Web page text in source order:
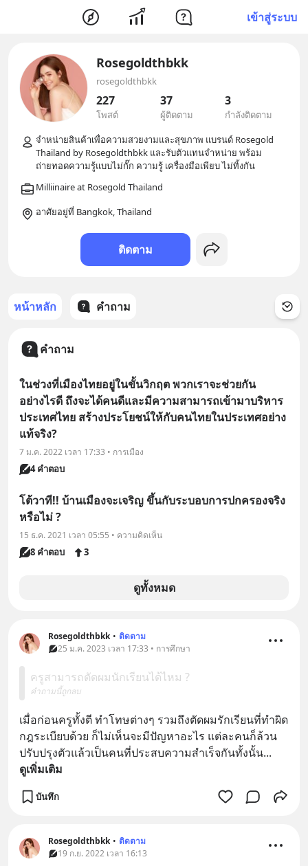
เข้าสู่ระบบ
Rosegoldthbkk
rosegoldthbkk
227
โพสต์
37
ผู้ติดตาม
3
กำลังติดตาม
จำหน่ายสินค้าเพื่อความสวยงามและสุขภาพ แบรนด์ Rosegold
Thailand by Rosegoldthbkk และรับตัวแทนจำหน่าย พร้อม
อาศัยอยู่ที่ Bangkok, Thailand
ติดตาม
หน้าหลัก คำถาม
คำถาม
ในช่วงที่เมืองไทยอยู่ในขั้นวิกฤต พวกเราจะช่วยกัน
อย่างไรดี ถึงจะได้คนดีและมีความสามารถเข้ามาบริหาร
ประเทศไทย สร้างประโยชน์ให้กับคนไทยในประเทศอย่าง
แท้จริง?
7 ม.ค. 2022 เวลา 17:33 • การเมือง
4 คำตอบ
โต้วาที!! บ้านเมืองจะเจริญ ขึ้นกับระบอบการปกครองจริง
หรือไม่ ?
15 ธ.ค. 2021 เวลา 05:55 • ความคิดเห็น
8 คำตอบ 3
ดูทั้งหมด
Rosegoldthbkk • ติดตาม
25 ม.ค. 2023 เวลา 17:33 • การศึกษา
ครูสามารถตัดผมนักเรียนได้ไหม ?
คำถามนี้ถูกลบ
เมื่อก่อนครูทั้งตี ทำโทษต่างๆ รวมถึงตัดผมรักเรียนที่ทำผิด
กฎระเบียบด้วย ก็ไม่เห็นจะมีปัญหาอะไร แต่ละคนก็ล้วน
ปรับปรุงตัวแล้วเป็นคนที่ประสบความสำเร็จกันทั้งนั้น...
ดูเพิ่มเติม
บันทึก
Rosegoldthbkk • ติดตาม
19 ก.ย. 2022 เวลา 16:13